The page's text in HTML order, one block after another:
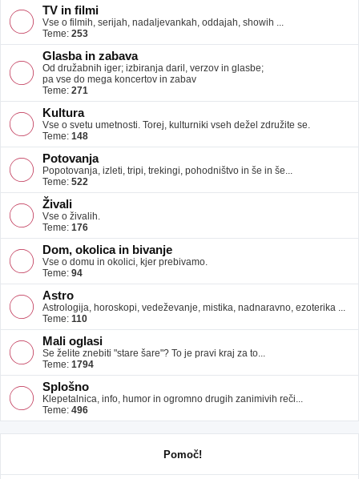
TV in filmi
Vse o filmih, serijah, nadaljevankah, oddajah, showih ...
Teme: 253
Glasba in zabava
Od družabnih iger; izbiranja daril, verzov in glasbe;
pa vse do mega koncertov in zabav
Teme: 271
Kultura
Vse o svetu umetnosti. Torej, kulturniki vseh dežel združite se.
Teme: 148
Potovanja
Popotovanja, izleti, tripi, trekingi, pohodništvo in še in še...
Teme: 522
Živali
Vse o živalih.
Teme: 176
Dom, okolica in bivanje
Vse o domu in okolici, kjer prebivamo.
Teme: 94
Astro
Astrologija, horoskopi, vedeževanje, mistika, nadnaravno, ezoterika ...
Teme: 110
Mali oglasi
Se želite znebiti "stare šare"? To je pravi kraj za to...
Teme: 1794
Splošno
Klepetalnica, info, humor in ogromno drugih zanimivih reči...
Teme: 496
Pomoč!